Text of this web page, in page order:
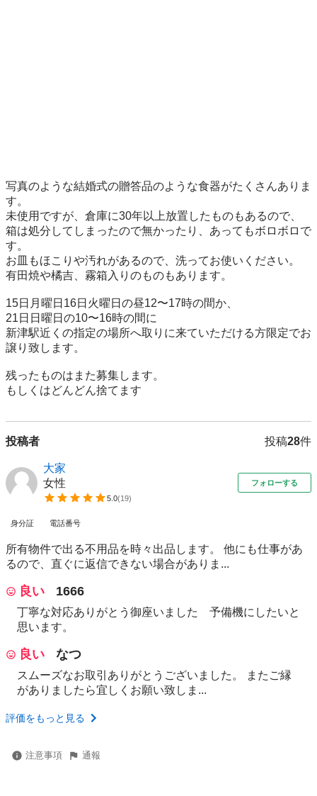
写真のような結婚式の贈答品のような食器がたくさんありま
す。
未使用ですが、倉庫に30年以上放置したものもあるので、
箱は処分してしまったので無かったり、あってもボロボロで
す。
お皿もほこりや汚れがあるので、洗ってお使いください。
有田焼や橘吉、霧箱入りのものもあります。
15日月曜日16日火曜日の昼12〜17時の間か、
21日日曜日の10〜16時の間に
新津駅近くの指定の場所へ取りに来ていただける方限定でお
譲り致します。
残ったものはまた募集します。
もしくはどんどん捨てます
投稿者 投稿28件
大家
女性
5.0(19)
フォローする
身分証 電話番号
所有物件で出る不用品を時々出品します。 他にも仕事があ
るので、直ぐに返信できない場合がありま...
良い 1666
丁寧な対応ありがとう御座いました 予備機にしたいと
思います。
良い なつ
スムーズなお取引ありがとうございました。 またご縁
がありましたら宜しくお願い致しま...
評価をもっと見る
注意事項 通報